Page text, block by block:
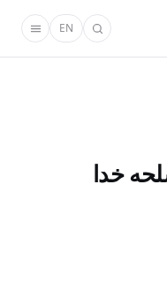
EN
خدا